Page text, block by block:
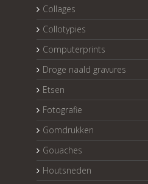
Collages
Collotypies
Computerprints
Droge naald gravures
Etsen
Fotografie
Gomdrukken
Gouaches
Houtsneden